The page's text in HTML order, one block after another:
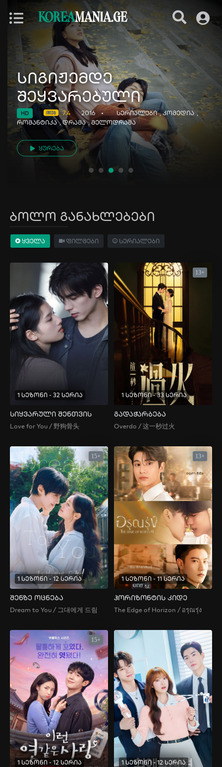
KOREAMANIA.GE
სიგიჟემდე
შეყვარებული
HD 7.4 2016 სერიალები ,კომედია ,
რომანტიკა ,დრამა ,მელოდრამა
ყურება
ბოლო განახლებები
ყველა ფილმები სერიალები
1 სეზონი - 32 სერია
სიყვარული შენთვის
Love for You / 野狗骨头
13+
1 სეზონი - 33 სერია
გადაჭარბება
Overdo / 这一秒过火
15+
1 სეზონი - 12 სერია
შენზე ოცნება
Dream to You / 그대에게 드림
13+
1 სეზონი - 11 სერია
ჰორიზონტის კიდე
The Edge of Horizon / อรุณรุ่ง
15+
1 სეზონი - 12 სერია 1 სეზონი - 12 სერია